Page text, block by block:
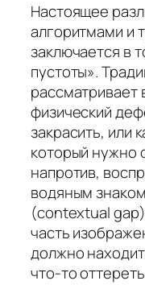
Настоящее
алгоритмами и
заключается в
пустоты».
рассматривает
физический
закрасить, или
который нужно
напротив,
водяным
(contextual
часть
должно
что-то